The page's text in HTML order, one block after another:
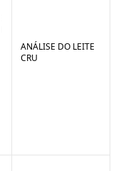
ANÁLISE DO LEITE
CRU